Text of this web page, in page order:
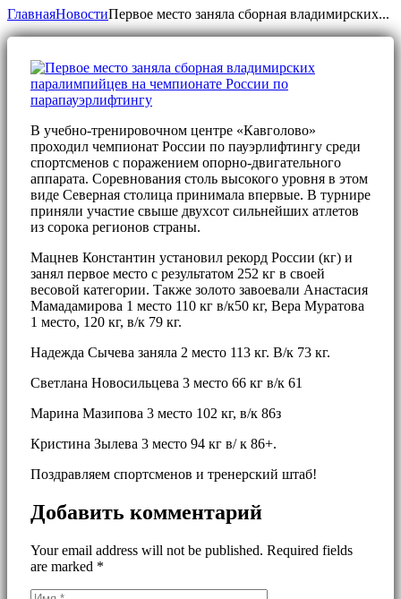
ГлавнаяНовостиПервое место заняла сборная владимирских...
В учебно-тренировочном центре «Кавголово»
проходил чемпионат России по пауэрлифтингу среди
спортсменов с поражением опорно-двигательного
аппарата. Соревнования столь высокого уровня в этом
виде Северная столица принимала впервые. В турнире
приняли участие свыше двухсот сильнейших атлетов
из сорока регионов страны.
Мацнев Константин установил рекорд России (кг) и
занял первое место с результатом 252 кг в своей
весовой категории. Также золото завоевали Анастасия
Мамадамирова 1 место 110 кг в/к50 кг, Вера Муратова
1 место, 120 кг, в/к 79 кг.
Надежда Сычева заняла 2 место 113 кг. В/к 73 кг.
Светлана Новосильцева 3 место 66 кг в/к 61
Марина Мазипова 3 место 102 кг, в/к 86з
Кристина Зылева 3 место 94 кг в/ к 86+.
Поздравляем спортсменов и тренерский штаб!
Добавить комментарий
Your email address will not be published. Required fields
are marked *